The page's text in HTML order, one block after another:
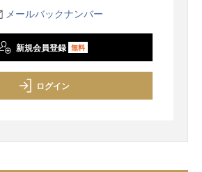
メールバックナンバー
新規会員登録 無料
ログイン